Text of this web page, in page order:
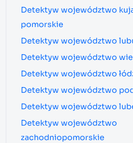
Detektyw województwo
pomorskie
Detektyw województwo
Detektyw województwo
Detektyw województwo
Detektyw województwo
Detektyw województwo
Detektyw województwo
zachodniopomorskie